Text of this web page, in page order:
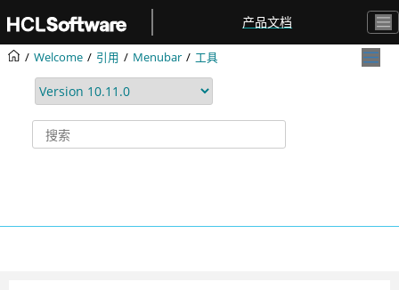
产品文档
Welcome 引用 Menubar 工具